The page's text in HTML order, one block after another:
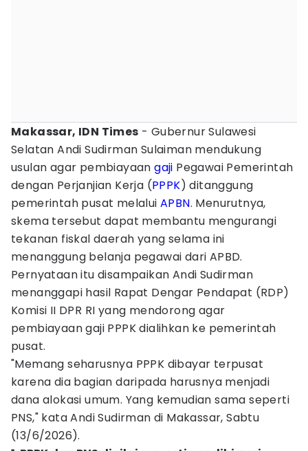
Makassar, IDN Times - Gubernur Sulawesi
Selatan Andi Sudirman Sulaiman mendukung
usulan agar pembiayaangaji Pegawai Pemerintah
dengan Perjanjian Kerja (PPPK) ditanggung
pemerintah pusat melalui APBN. Menurutnya,
skema tersebut dapat membantu mengurangi
tekanan fiskal daerah yang selama ini
menanggung belanja pegawai dari APBD.
Pernyataan itu disampaikan Andi Sudirman
menanggapi hasil Rapat Dengar Pendapat (RDP)
Komisi II DPR RI yang mendorong agar
pembiayaan gaji PPPK dialihkan ke pemerintah
pusat.
"Memang seharusnya PPPK dibayar terpusat
karena dia bagian daripada harusnya menjadi
dana alokasi umum. Yang kemudian sama seperti
PNS," kata Andi Sudirman di Makassar, Sabtu
(13/6/2026).